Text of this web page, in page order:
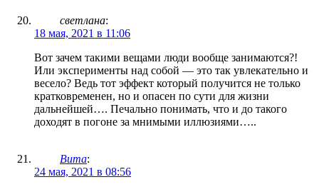
светлана:
18 мая, 2021 в 11:06
Вот зачем такими вещами люди вообще занимаются?!
Или эксперименты над собой — это так увлекательно и
весело? Ведь тот эффект который получится не только
кратковременен, но и опасен по сути для жизни
дальнейшей…. Печально понимать, что и до такого
доходят в погоне за мнимыми иллюзиями…..
Вита:
24 мая, 2021 в 08:56